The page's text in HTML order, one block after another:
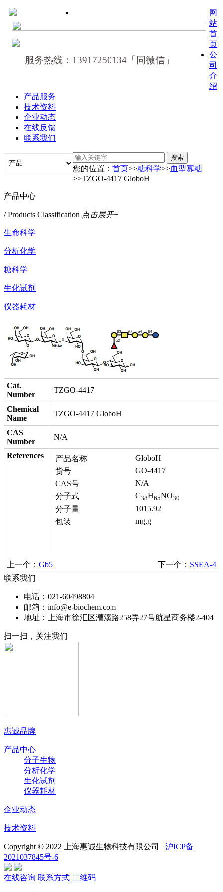
服务热线：13917250134「同微信」
网
站
首
页
公
司
介
绍
产品服务
技术资料
企业动态
在线反馈
联系我们
您的位置：首页>>糖科学>>血型寡糖
>>TZGO-4417 GloboH
产品中心
/ Products Classification 点击展开+
生命科学
分析化学
糖科学
生化试剂
仪器耗材
Cat.
Number
TZGO-4417
Chemical
Name
TZGO-4417 GloboH
CAS
Number
N/A
References 产品名称
GloboH
货号
GO-4417
CAS号
N/A
分子式
C38H65NO30
分子量
1015.92
包装
mg,g
下一个： SSEA-4
上一个： Gb5
联系我们
电话：021-60498804
邮箱：info@e-biochem.com
地址：上海市徐汇区漕溪路258弄27号航星商务楼2-404
扫一扫，关注我们
惠诚品牌
产品中心
分子生物
分析化学
生化试剂
仪器耗材
企业动态
技术资料
Copyright © 2022 上海惠诚生物科技有限公司 沪ICP备
2021037845号-6
在线咨询 联系方式 二维码